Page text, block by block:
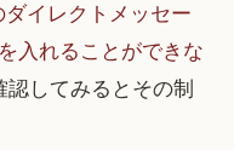
イレクトメッセー
入れることができな
認してみるとその制